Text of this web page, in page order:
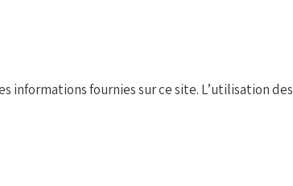
informations fournies sur ce site. L’utilisation des